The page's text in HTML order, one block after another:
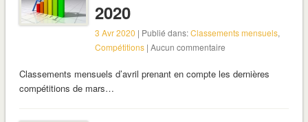
2020
3 Avr 2020 | Publié dans:Classements mensuels,
Compétitions | Aucun commentaire
Classements mensuels d’avril prenant en compte les dernières
compétitions de mars…